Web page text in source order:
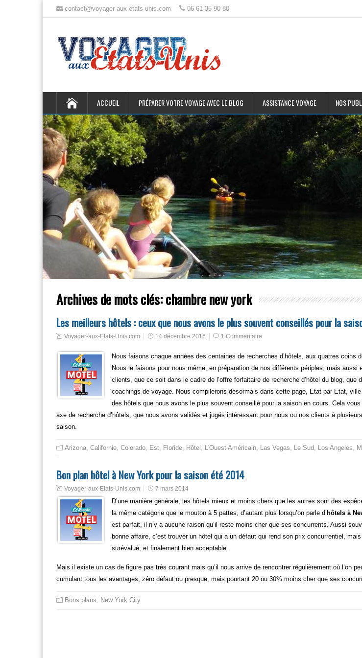
contact@voyager-aux-etats-unis.com 06 61 35 90 80
ACCUEIL PRÉPARER VOTRE VOYAGE AVEC LE BLOG ASSISTANCE VOYAGE NOS
Archives de mots clés:chambre new york
Les meilleurs hôtels : ceux que nous avons le plus souvent conseillés pour la
Voyager-aux-Etats-Unis.com 14 décembre 2016 1 Commentaire
Nous faisons chaque années des centaines de recherches d’hôtels, aux quatres coins
Nous le faisons pour nous même, en préparation de nos différents périples, mais aussi
clients, que ce soit dans le cadre de l’offre forfaitaire de recherche d’hôtel du blog, que
coachings de voyage. Nous compilerons désormais dans cette page, Etat par Etat,
des hôtels que nous avons le plus souvent conseillé pour la saison en cours. Cela
axe de recherche d’hôtels, que nous avons validés et jugés intéressant pour nous ou nos clients à
saison.
Arizona, Californie, Colorado, Est, Floride, Hôtel , L'Ouest Américain, Las Vegas, Le Sud, Los Angeles,
Bon plan hôtel à New York pour la saison été 2014
Voyager-aux-Etats-Unis.com 7 mars 2014
D’une manière générale, les hôtels mieux et moins chers que les autres sont des
la même catégorie que le mouton à 5 pattes, d’autant plus lorsqu’on parle d’ hôtels à
est parfait, il n’y a aucune raison qu’il reste moins cher que ses concurrents. Aussi
bonne affaire, c’est trouver un hôtel qui a un défaut qui rend son prix concurrentiel,
surévalué, et finalement bien acceptable.
Mais il existe un cas de figure pas très courant mais qu’il nous arrive de rencontrer régulièrement où l’on
cumulant tous les avantages, zéro défaut ou presque, mais pourtant 20 ou 30% moins cher que ses
Bons plans, New York City